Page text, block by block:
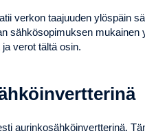
verkon taajuuden ylöspäin
sähkösopimuksen mukainen
verot tältä osin.
aurinkosähköinvertterinä.